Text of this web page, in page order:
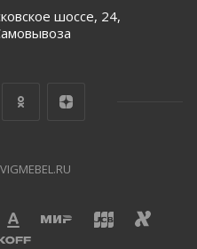
шоссе, 24,